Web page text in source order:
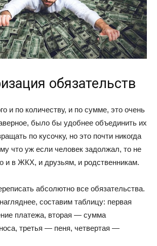
обязательств
и по количеству, и по сумме, это очень
было бы удобнее объединить их
по кусочку, но это почти никогда
что уж если человек задолжал, то не
и в ЖКХ, и друзьям, и родственникам.
абсолютно все обязательства.
составим таблицу: первая
платежа, вторая — сумма
третья — пеня, четвертая —